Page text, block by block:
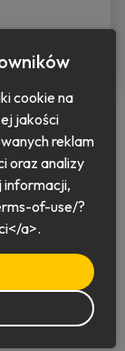
cookie na
jakości
reklam
oraz analizy
informacji,
of-use/?
a>.